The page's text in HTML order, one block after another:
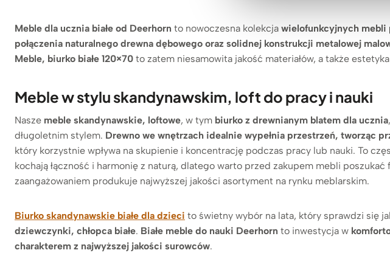
Meble dla ucznia białe od Deerhorn to nowoczesna kolekcja wielofunkcyjnych mebli
połączenia naturalnego drewna dębowego oraz solidnej konstrukcji metalowej
Meble, biurko białe 120×70 to zatem niesamowita jakość materiałów, a także
Meble w stylu skandynawskim, loft do pracy i nauki
Nasze meble skandynawskie, loftowe, w tym biurko z drewnianym blatem dla ucznia
długoletnim stylem. Drewno we wnętrzach idealnie wypełnia przestrzeń, tworząc
który korzystnie wpływa na skupienie i koncentrację podczas pracy lub nauki. To
kochają łączność i harmonię z naturą, dlatego warto przed zakupem mebli poszukać
zaangażowaniem produkuje najwyższej jakości asortyment na rynku meblarskim.
Biurko skandynawskie białe dla dzieci to świetny wybór na lata, który sprawdzi się
dziewczynki, chłopca białe. Białe meble do nauki Deerhorn to inwestycja w
charakterem z najwyższej jakości surowców.